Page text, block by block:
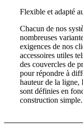
Flexible et adapté
Chacun de nos
nombreuses
exigences de nos
accessoires utiles
des couvercles de
pour répondre à
hauteur de la ligne,
sont définies en
construction simple.